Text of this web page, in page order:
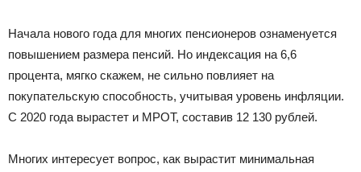
Начала нового года для многих пенсионеров ознаменуется
повышением размера пенсий. Но индексация на 6,6
процента, мягко скажем, не сильно повлияет на
покупательскую способность, учитывая уровень инфляции.
С 2020 года вырастет и МРОТ, составив 12 130 рублей.
Многих интересует вопрос, как вырастит минимальная